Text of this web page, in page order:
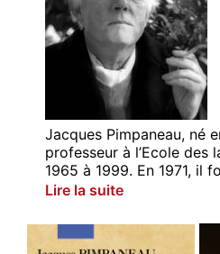
Jacques Pimpaneau, né
professeur à l’Ecole des
1965 à 1999. En 1971, il
Lire la suite